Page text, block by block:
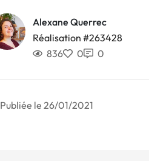
Alexane Querrec
Réalisation #263428
836
0 0
Publiée le 26/01/2021